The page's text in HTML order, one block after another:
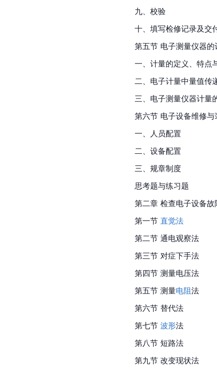
九、校验
十、填写检修记录及交
第五节 电子测量仪器的
一、计量的定义、特点
二、电子计量中量值传
三、电子测量仪器计量
第六节 电子设备维修与
一、人员配置
二、设备配置
三、规章制度
思考题与练习题
第二章 检查电子设备
第一节 直觉法
第二节 通电观察法
第三节 对症下手法
第四节 测量电压法
第五节 测量电阻法
第六节 替代法
第七节 波形法
第八节 短路法
第九节 改变现状法